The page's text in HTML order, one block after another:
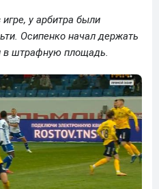
у арбитра были
Осипенко начал держать
в штрафную площадь.